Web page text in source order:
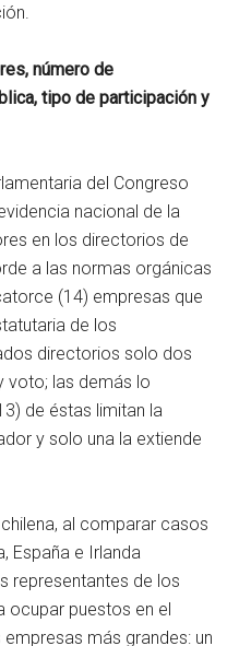
número de
tipo de participación y
del Congreso
nacional de la
en los directorios de
a las normas orgánicas
(14) empresas que
de los
directorios solo dos
voto; las demás lo
de éstas limitan la
y solo una la extiende
al comparar casos
España e Irlanda
representantes de los
ocupar puestos en el
más grandes: un